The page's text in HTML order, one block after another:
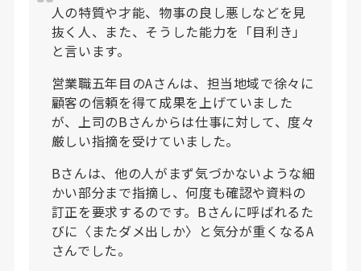
人の特質や才能、物事の良し悪しなどを見
抜く人、また、そうした能力を「目利き」
と言います。
営業職五年目のAさんは、担当地域で徐々に
顧客の信頼を得て成果を上げていました
が、上司のBさんからは仕事に対して、度々
厳しい指摘を受けていました。
Bさんは、他の人がまず気づかないような細
かい部分まで指摘し、何度も確認や資料の
訂正を要求するのです。Bさんに呼ばれるた
びに〈またダメ出しか〉と気分が重くなるA
さんでした。